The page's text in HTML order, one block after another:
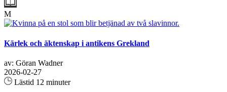
M
Kärlek och äktenskap i antikens Grekland
av: Göran Wadner
2026-02-27
Lästid 12 minuter